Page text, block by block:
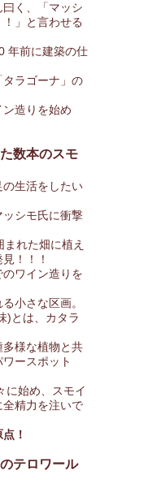
く、「マッシ
」と言わせる
年前に建築の仕
ラゴーナ」の
造りを始め
数本のスモ
生活をしたい
シモ氏に衝撃
れた畑に植え
！！！
ワイン造りを
小さな区画。
)とは、カタラ
様な植物と共
ースポット
に始め、スモイ
精力を注いで
！
テロワール